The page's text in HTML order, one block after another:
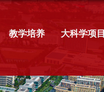
教学培养 大科学项目